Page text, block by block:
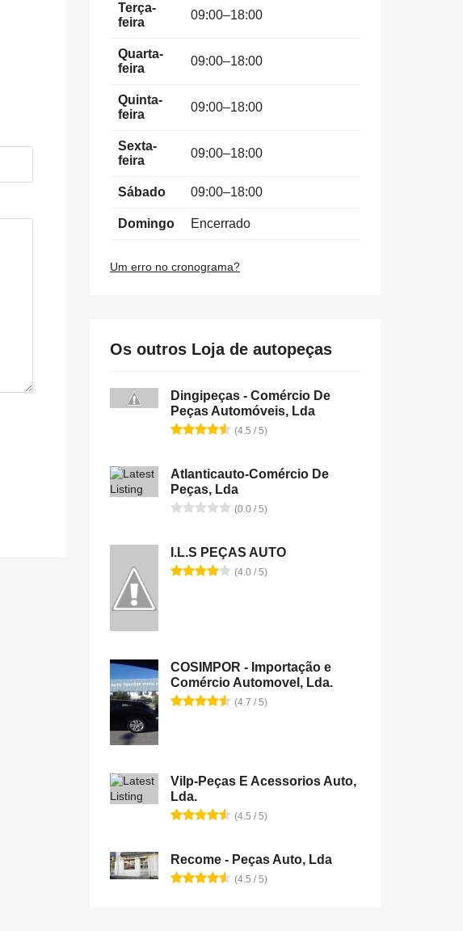
Terça-
feira
09:00–18:00
Quarta-
feira
09:00–18:00
Quinta-
feira
09:00–18:00
Sexta-
feira
09:00–18:00
Sábado 09:00–18:00
Domingo Encerrado
Um erro no cronograma?
Os outros Loja de autopeças
Dingipeças - Comércio De
Peças Automóveis, Lda
(4.5 / 5)
Atlanticauto-Comércio De
Peças, Lda
(0.0 / 5)
I.L.S PEÇAS AUTO
(4.0 / 5)
COSIMPOR - Importação e
Comércio Automovel, Lda.
(4.7 / 5)
Vilp-Peças E Acessorios Auto,
Lda.
(4.5 / 5)
Recome - Peças Auto, Lda
(4.5 / 5)